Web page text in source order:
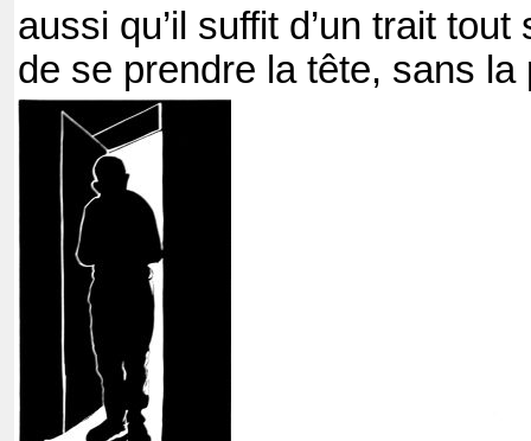
aussi qu’il suffit d’un trait
de se prendre la tête, sans